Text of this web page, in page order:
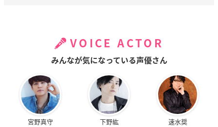
VOICE ACTOR
みんなが気になっている声優さん
宮野真守 下野紘 速水奨